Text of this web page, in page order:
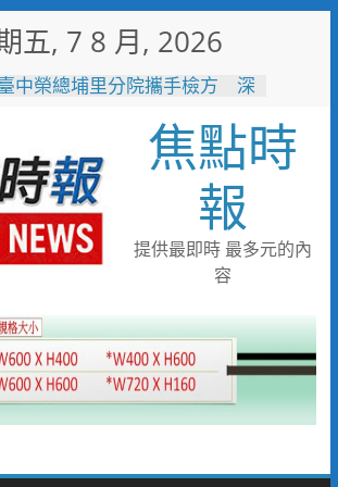
五, 7 8 月, 2026
子性侵偷拍又餵毒致傳播女暴
臺中榮總埔里分院攜手檢方 深
化醫事倫理教育
路不是你的」！騎士大鬧城鎮
性演習 前鎮警鐵腕攔停送辦
惜119報案專線資源 切勿無故
打或謊報案件
海豚颱風來襲！台電台東區處
全面整備迎戰強風豪雨 籲多利
焦點時
報
提供最即時 最多元的內
容